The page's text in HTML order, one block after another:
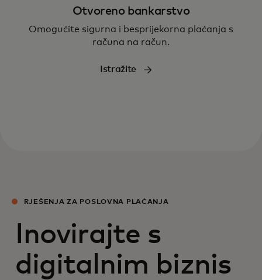
Otvoreno bankarstvo
Omogućite sigurna i besprijekorna plaćanja s
računa na račun.
Istražite
RJEŠENJA ZA POSLOVNA PLAĆANJA
Inovirajte s
digitalnim biznis